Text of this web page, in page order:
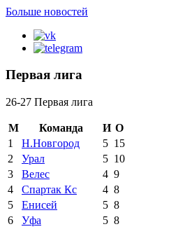
Больше новостей
Первая лига
26-27 Первая лига
М Команда И О
1
Н.Новгород 5 15
2
Урал 5 10
3
Велес 4 9
4
Спартак Кс 4 8
5
Енисей 5 8
6
Уфа 5 8